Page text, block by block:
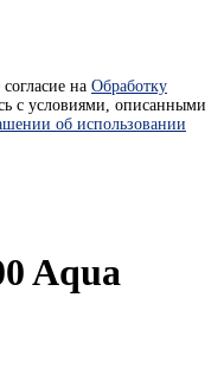
на Обработку
с условиями, описанными
об использовании
Aqua